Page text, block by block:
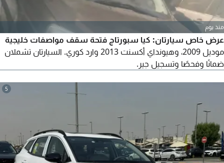
منذ يوم
عرض خاص سيارتان: كيا سبورتاج فتحة سقف مواصفات خليجية
موديل 2009، وهيونداي أكسنت 2013 وارد كوري. السيارتان تشملان
ضمانًا وفحصًا وتسجيل جير.
5